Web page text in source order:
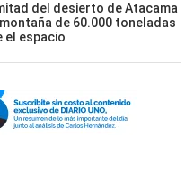
del desierto de Atacama
de 60.000 toneladas
el espacio